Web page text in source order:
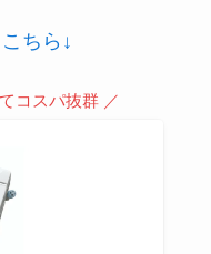
ちら↓
コスパ抜群 ／